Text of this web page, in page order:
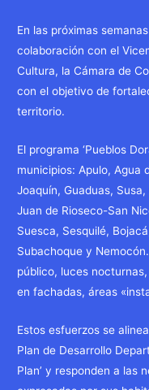
En las próximas
colaboración con el
Cultura, la Cámara de
con el objetivo de
territorio.
El programa ‘Pueblos
municipios: Apulo, Agua
Joaquín, Guaduas,
Juan de Rioseco-San
Suesca, Sesquilé,
Subachoque y
público, luces
en fachadas, áreas
Estos esfuerzos se
Plan de Desarrollo
Plan’ y responden a las